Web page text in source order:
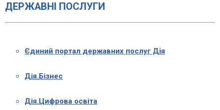
ДЕРЖАВНІ ПОСЛУГИ
Єдиний портал державних послуг Дія
Дія.Бізнес
Дія.Цифрова освіта